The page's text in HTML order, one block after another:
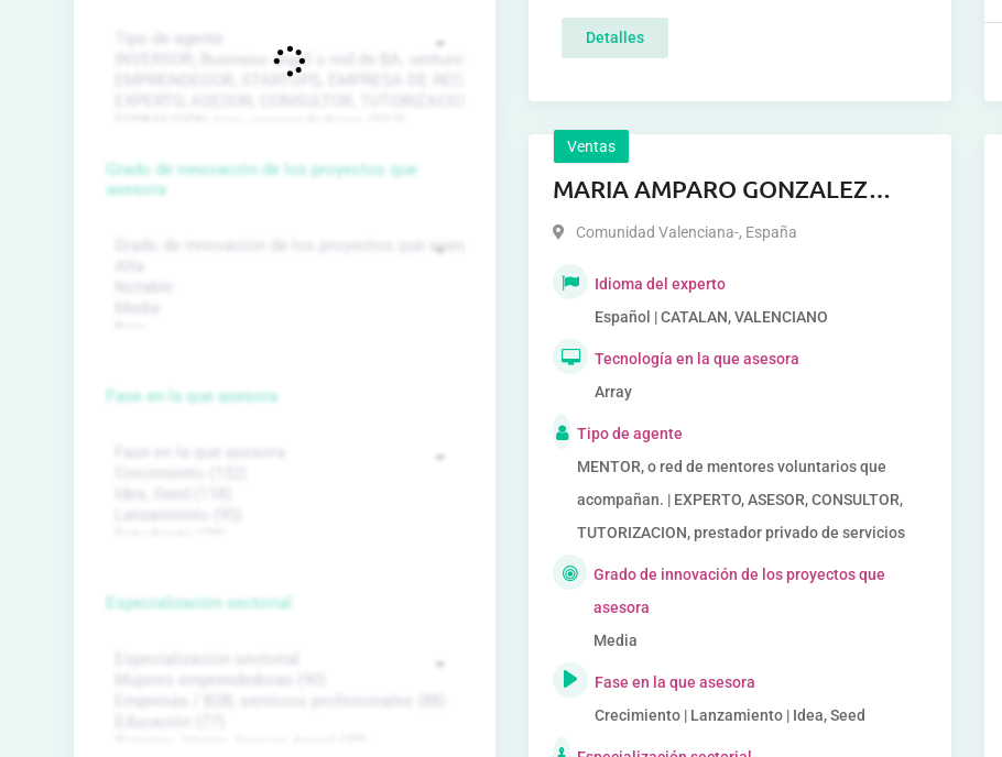
Detalles
Ventas
MARIA AMPARO GONZALEZ
CANO
Comunidad Valenciana-, España
Idioma del experto
Español | CATALAN, VALENCIANO
Tecnología en la que asesora
Array
Tipo de agente
MENTOR, o red de mentores voluntarios que
acompañan. | EXPERTO, ASESOR, CONSULTOR,
TUTORIZACION, prestador privado de servicios
Grado de innovación de los proyectos que
asesora
Media
Fase en la que asesora
Crecimiento | Lanzamiento | Idea, Seed
Grado de innovación de los proyectos que
asesora
Fase en la que asesora
Especialización sectorial